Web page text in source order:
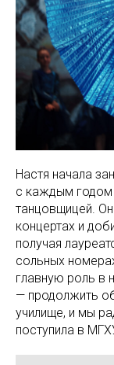
Настя начала
с каждым годом
танцовщицей.
концертах и
получая
сольных
главную роль в
— продолжить
училище, и мы
поступила в